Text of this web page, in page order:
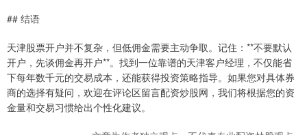
## 结语
天津股票开户并不复杂，但低佣金需要主动争取。记住：**不要默认
开户，先谈佣金再开户**。找到一位靠谱的天津客户经理，不仅能省
下每年数千元的交易成本，还能获得投资策略指导。如果您对具体券
商的选择有疑问，欢迎在评论区留言配资炒股网，我们将根据您的资
金量和交易习惯给出个性化建议。